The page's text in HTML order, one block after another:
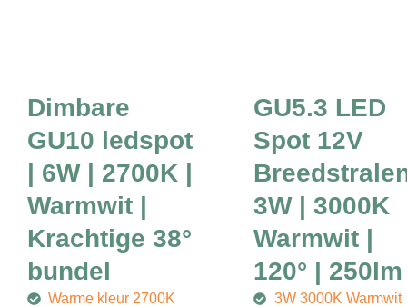
Dimbare
GU10 ledspot
| 6W | 2700K |
Warmwit |
Krachtige 38°
bundel
Warme kleur 2700K
GU5.3 LED
Spot 12V
3W | 3000K
Warmwit |
120° | 250lm
3W 3000K Warmwit